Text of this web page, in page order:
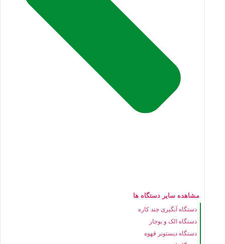
مشاهده سایر دستگاه ها
دستگاه آبگیری چند کاره
دستگاه الک و بوجار
دستگاه دیستونر قهوه